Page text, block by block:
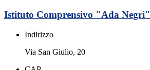
Istituto Comprensivo "Ada Negri"
Indirizzo
Via San Giulio, 20